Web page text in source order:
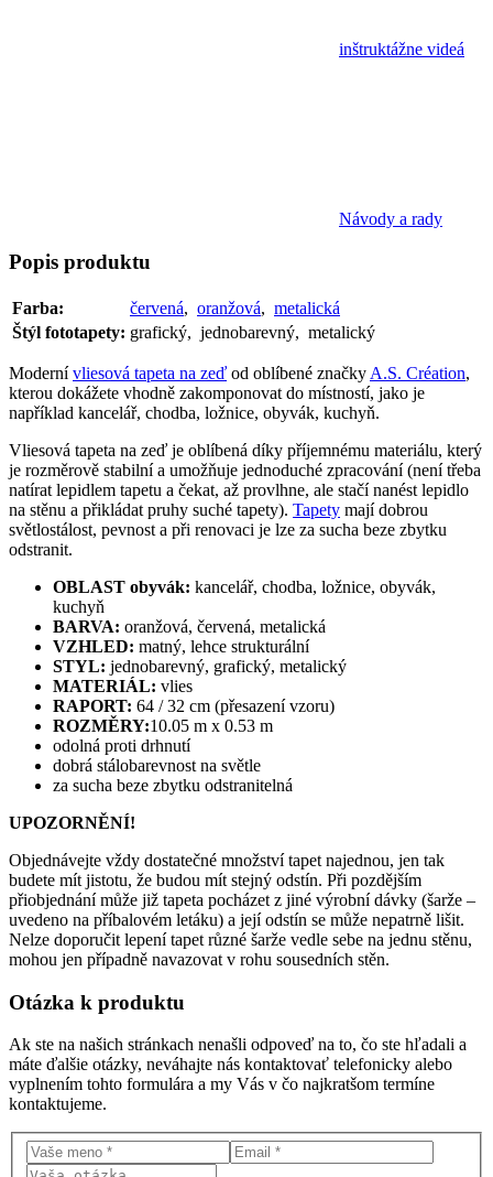
inštruktážne videá
Návody a rady
Popis produktu
Farba: červená, oranžová, metalická
Štýl fototapety: grafický, jednobarevný, metalický
Modernívliesová tapeta na zeď od oblíbené značky A.S. Création,
kterou dokážete vhodně zakomponovat do místností, jako je
například kancelář, chodba, ložnice, obyvák, kuchyň.
Vliesová tapeta na zeď je oblíbená díky příjemnému materiálu, který
je rozměrově stabilní a umožňuje jednoduché zpracování (není třeba
natírat lepidlem tapetu a čekat, až provlhne, ale stačí nanést lepidlo
na stěnu a přikládat pruhy suché tapety). Tapety mají dobrou
světlostálost, pevnost a při renovaci je lze za sucha beze zbytku
odstranit.
OBLAST obyvák: kancelář, chodba, ložnice, obyvák,
kuchyň
BARVA: oranžová, červená, metalická
VZHLED: matný, lehce strukturální
STYL: jednobarevný, grafický, metalický
MATERIÁL: vlies
RAPORT: 64 / 32 cm (přesazení vzoru)
ROZMĚRY:10.05 m x 0.53 m
odolná proti drhnutí
dobrá stálobarevnost na světle
za sucha beze zbytku odstranitelná
UPOZORNĚNÍ!
Objednávejte vždy dostatečné množství tapet najednou, jen tak
budete mít jistotu, že budou mít stejný odstín. Při pozdějším
přiobjednání může již tapeta pocházet z jiné výrobní dávky (šarže –
uvedeno na příbalovém letáku) a její odstín se může nepatrně lišit.
Nelze doporučit lepení tapet různé šarže vedle sebe na jednu stěnu,
mohou jen případně navazovat v rohu sousedních stěn.
Otázka k produktu
Ak ste na našich stránkach nenašli odpoveď na to, čo ste hľadali a
máte ďalšie otázky, neváhajte nás kontaktovať telefonicky alebo
vyplnením tohto formulára a my Vás v čo najkratšom termíne
kontaktujeme.